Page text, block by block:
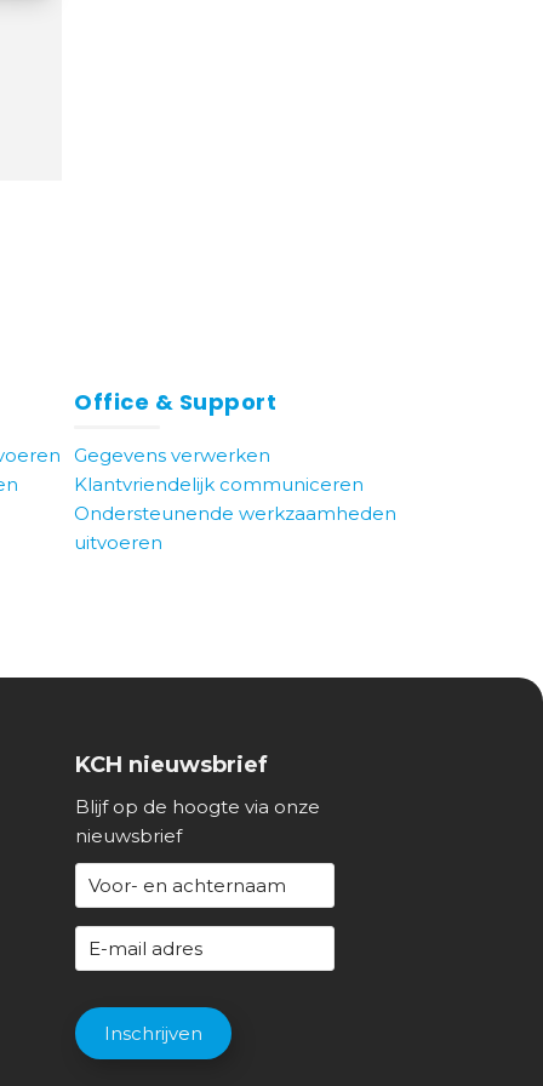
Office & Support
Gegevens verwerken
Klantvriendelijk communiceren
Ondersteunende werkzaamheden
uitvoeren
KCH nieuwsbrief
Blijf op de hoogte via onze
nieuwsbrief
N
a
a
m
V
e
-
a
A
P
Inschrijven